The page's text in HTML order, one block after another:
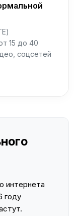
15 до 40
соцсетей
интернета
году